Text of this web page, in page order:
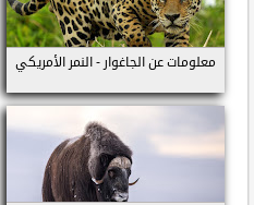
معلومات عن الجاغوار - النمر الأمريكي